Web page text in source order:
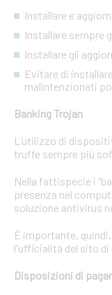
Installare e
Installare sempre
Installare gli
Evitare di
malintenzionati
Banking Trojan
L’utilizzo di
truffe sempre più
Nella fattispecie i
presenza nel
soluzione antivirus
È importante,
l'ufficialità del sito di
Disposizioni di